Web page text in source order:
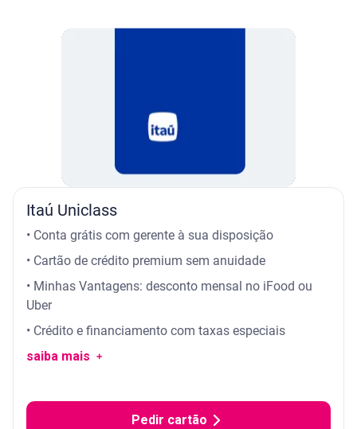
Itaú Uniclass
• Conta grátis com gerente à sua disposição
• Cartão de crédito premium sem anuidade
• Minhas Vantagens: desconto mensal no iFood ou
Uber
• Crédito e financiamento com taxas especiais
saiba mais ﹢
Pedir cartão